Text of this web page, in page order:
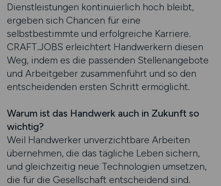
Dienstleistungen kontinuierlich hoch bleibt,
ergeben sich Chancen für eine
selbstbestimmte und erfolgreiche Karriere.
CRAFT.JOBS erleichtert Handwerkern diesen
Weg, indem es die passenden Stellenangebote
und Arbeitgeber zusammenführt und so den
entscheidenden ersten Schritt ermöglicht.
Warum ist das Handwerk auch in Zukunft so
wichtig?
Weil Handwerker unverzichtbare Arbeiten
übernehmen, die das tägliche Leben sichern,
und gleichzeitig neue Technologien umsetzen,
die für die Gesellschaft entscheidend sind.